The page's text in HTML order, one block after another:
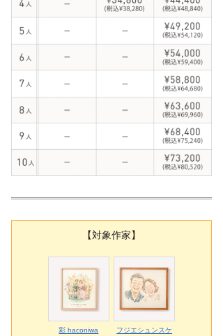
【対象作家】
彩 haconiwa フジエシュンスケ